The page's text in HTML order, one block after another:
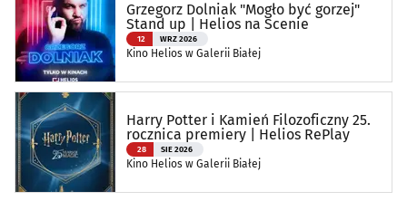
Grzegorz Dolniak "Mogło być gorzej"
Stand up | Helios na Scenie
12 WRZ 2026
Kino Helios w Galerii Białej
Harry Potter i Kamień Filozoficzny 25.
rocznica premiery | Helios RePlay
28 SIE 2026
Kino Helios w Galerii Białej